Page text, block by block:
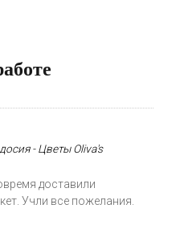
- Цветы Oliva's
доставили
Учли все пожелания.